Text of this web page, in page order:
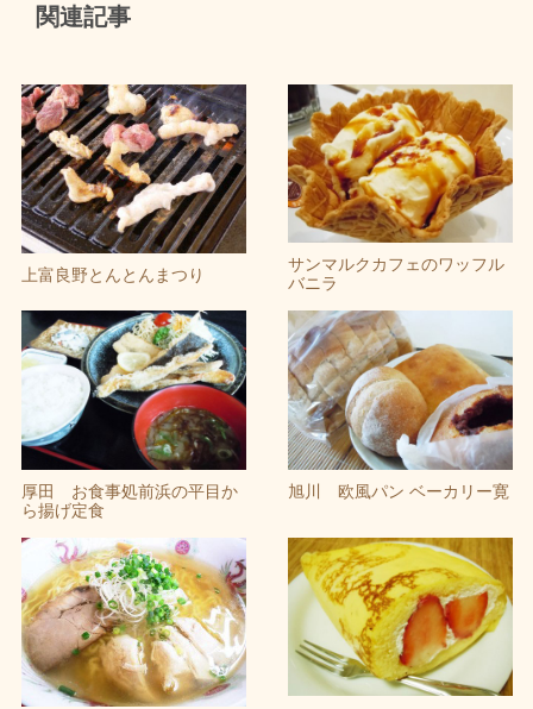
関連記事
上富良野とんとんまつり
サンマルクカフェのワッフル
バニラ
厚田 お食事処前浜の平目か
ら揚げ定食
旭川 欧風パン ベーカリー寛